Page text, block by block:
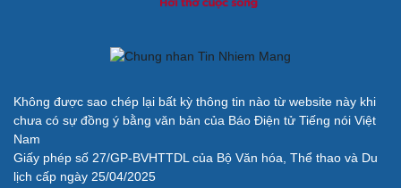
Không được sao chép lại bất kỳ thông tin nào từ website này khi
chưa có sự đồng ý bằng văn bản của Báo Điện tử Tiếng nói Việt
Nam
Giấy phép số 27/GP-BVHTTDL của Bộ Văn hóa, Thể thao và Du
lịch cấp ngày 25/04/2025